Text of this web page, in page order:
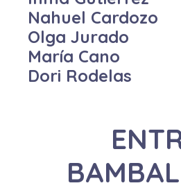
Nahuel Cardozo
Olga Jurado
María Cano
Dori Rodelas